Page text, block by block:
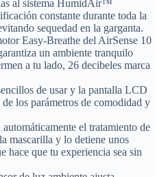
al sistema HumidAir™
constante durante toda la
sequedad en la garganta.
Easy-Breathe del AirSense 10
un ambiente tranquilo
a tu lado, 26 decibeles marca
de usar y la pantalla LCD
los parámetros de comodidad y
el tratamiento de
mascarilla y lo detiene unos
hace que tu experiencia sea sin